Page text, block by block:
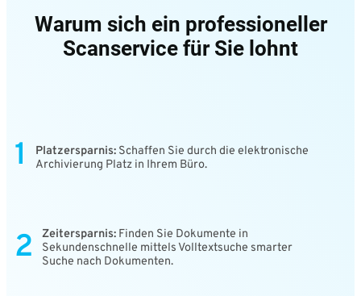
Warum sich ein professioneller
Scanservice für Sie lohnt
1 Platzersparnis: Schaffen Sie durch die elektronische
Archivierung Platz in Ihrem Büro.
2 Zeitersparnis: Finden Sie Dokumente in
Sekundenschnelle mittels Volltextsuche smarter
Suche nach Dokumenten.